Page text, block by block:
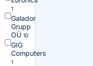
1
Galador
Grupp
OÜ 10
GIG
Computers
1